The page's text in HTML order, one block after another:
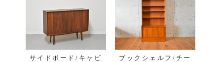
サイドボード/キャビ
ブックシェルフ/チー